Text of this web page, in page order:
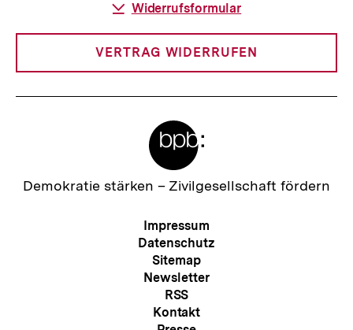
Download-
Widerrufsformular
VERTRAG WIDERRUFEN
Zur
Demokratie stärken – Zivilgesellschaft fördern
Meta-
Navigation
Impressum
Datenschutz
Sitemap
Newsletter
RSS
Kontakt